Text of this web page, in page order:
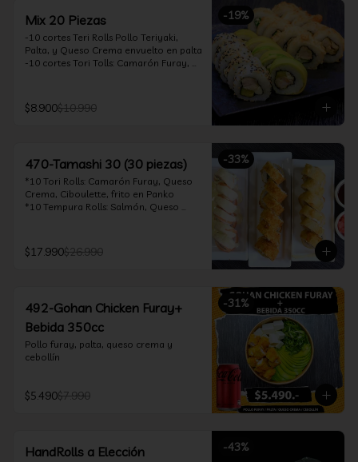
-19%
Mix 20 Piezas
-10 cortes Teri Rolls Pollo Teriyaki,
Palta, y Queso Crema envuelto en palta
-10 cortes Tori Tolls: Camarón Furay,
teriyaki 30ml
$8.900$10.990
-33%
470-Tamashi 30 (30 piezas)
*10 Tori Rolls: Camarón Furay, Queso
Crema, Ciboulette, frito en Panko
*10 Tempura Rolls: Salmón, Queso
furay, queso crema y cebollín, envuelto
en salmón y bañado en salsa
$17.990$26.990
-31%
492-Gohan Chicken Furay+
Bebida 350cc
Pollo furay, palta, queso crema y
cebollín
$5.490$7.990
-43%
HandRolls a Elección